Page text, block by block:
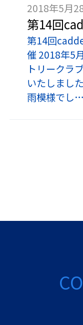
2018年5月
第14回
第14回
催 2018年5
トリークラ
いたしまし
雨模様で